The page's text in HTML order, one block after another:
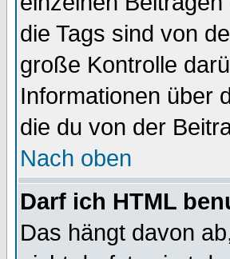
die Tags sind von
große Kontrolle
Informationen über
die du von der
Nach oben
Darf ich HTML
Das hängt davon